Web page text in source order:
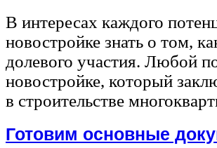
В интересах каждого
новостройке знать о том,
долевого участия. Любой
новостройке, который
в строительстве
Готовим основные